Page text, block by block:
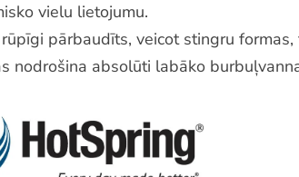
vielu lietojumu.
pārbaudīts, veicot stingru
absolūti labāko